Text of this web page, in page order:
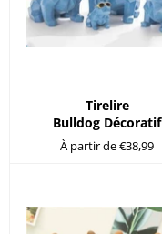
Tirelire
Bulldog Décoratif
À partir de €38,99